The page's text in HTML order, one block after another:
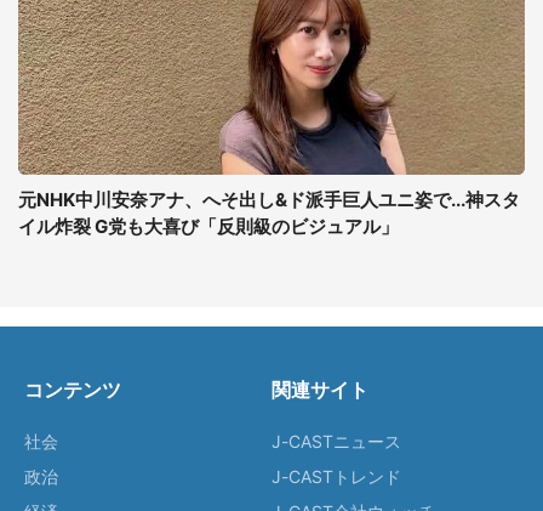
元NHK中川安奈アナ、へそ出し&ド派手巨人ユニ姿で...神スタ
イル炸裂 G党も大喜び「反則級のビジュアル」
コンテンツ
社会
政治
関連サイト
J-CASTニュース
J-CASTトレンド